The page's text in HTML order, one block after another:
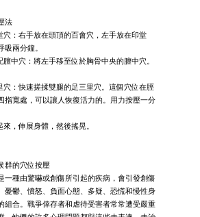
法
穴：右手放在頭頂的百會穴，左手放在印堂
吸兩分鐘。
中穴：將左手移至位於胸骨中央的膻中穴。
穴：快速搓揉雙腿的足三里穴。這個穴位在脛
指寬處，可以讓人恢復活力的。用力按壓一分
，伸展身體，然後搖晃。
群的穴位按壓
一種由驚嚇或創傷所引起的疾病，會引發創傷
憂鬱、憤怒、負面心態、多疑、恐慌和慢性身
組合。戰爭倖存者和虐待受害者常常遭受嚴重